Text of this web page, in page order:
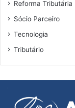
Reforma Tributária
Sócio Parceiro
Tecnologia
Tributário